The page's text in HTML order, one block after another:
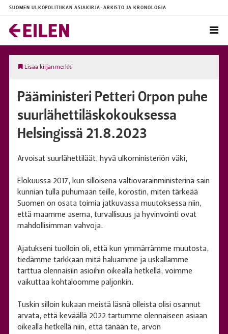
SUOMEN ULKOPOLITIIKAN ASIAKIRJA-ARKISTO JA KRONOLOGIA
Lisää kirjanmerkki
Pääministeri Petteri Orpon puhe
suurlähettiläskokouksessa
Helsingissä 21.8.2023
Arvoisat suurlähettiläät, hyvä ulkoministeriön väki,
Elokuussa 2017, kun silloisena valtiovarainministerinä sain
kunnian tulla puhumaan teille, korostin, miten tärkeää
Suomen on osata toimia jatkuvassa muutoksessa niin,
että maamme asema, turvallisuus ja hyvinvointi ovat
mahdollisimman vahvoja.
Ajatukseni tuolloin oli, että kun ymmärrämme muutosta,
tiedämme tarkkaan mitä haluamme ja uskallamme
tarttua olennaisiin asioihin oikealla hetkellä, voimme
vaikuttaa kohtaloomme paljonkin.
Tuskin silloin kukaan meistä läsnä olleista olisi osannut
arvata, että keväällä 2022 tartumme olennaiseen asiaan
oikealla hetkellä niin, että tänään te, arvon